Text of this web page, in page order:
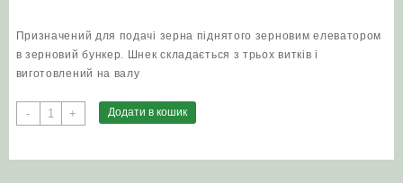
Призначений для подачі зерна піднятого зерновим елеватором
в зерновий бункер. Шнек складається з трьох витків і
виготовлений на валу
-
Шнек
бункера
+ Додати в кошик